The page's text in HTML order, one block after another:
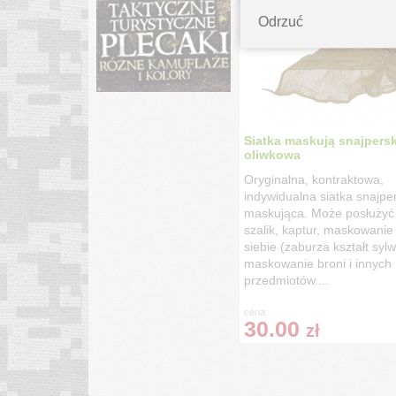
Siatka maskują
oliwkowa
Oryginalna, kontraktowa,
indywidualna siatka
maskująca. Może
szalik, kaptur,
siebie (zaburza kształt
maskowanie broni i innych
przedmiotów....
cena:
30.00 zł
Odrzuć